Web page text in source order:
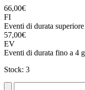
66,00€
FI
Eventi di durata
57,00€
EV
Eventi di durata fino a 4
Stock: 3